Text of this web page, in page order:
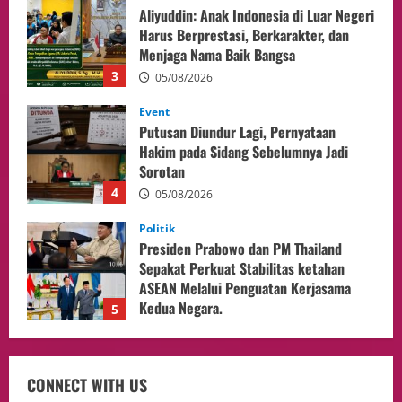
4
Putusan Diundur Lagi, Pernyataan
Hakim pada Sidang Sebelumnya Jadi
Sorotan
05/08/2026
5
Politik
Presiden Prabowo dan PM Thailand
Sepakat Perkuat Stabilitas ketahan
ASEAN Melalui Penguatan Kerjasama
Kedua Negara.
1
Culture
Pengadilan Agama Jakarta Pusat
Selesaikan 25 Perkara Isbat Nikah bagi
WNI di Johor Bahru
06/08/2026
Adakan Pertemuan Dengan Delegasi 6
CONNECT WITH US